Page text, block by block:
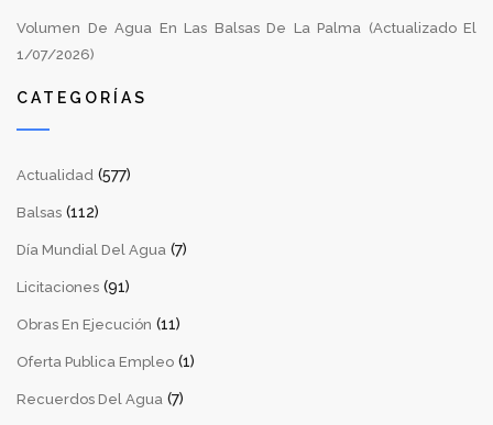
Volumen De Agua En Las Balsas De La Palma (Actualizado El
1/07/2026)
CATEGORÍAS
Actualidad (577)
Balsas (112)
Día Mundial Del Agua (7)
Licitaciones (91)
Obras En Ejecución (11)
Oferta Publica Empleo (1)
Recuerdos Del Agua (7)